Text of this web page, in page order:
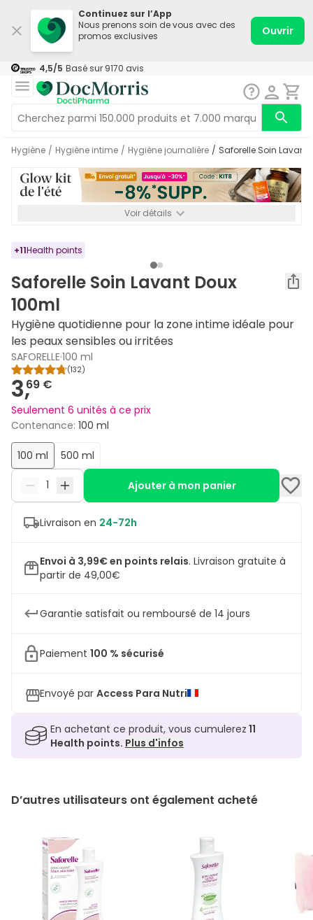
Continuez sur l’App
Nous prenons soin de vous avec des
promos exclusives
Ouvrir
4,5/5 Basé sur 9170 avis
Hygiène / Hygiène intime / Hygiène journalière / Saforelle Soin Lavant
Voir détails
+11Health points
Saforelle Soin Lavant Doux
100ml
Hygiène quotidienne pour la zone intime idéale pour
les peaux sensibles ou irritées
SAFORELLE·100 ml
(132)
3,69 €
Seulement 6 unités à ce prix
Contenance: 100 ml
100 ml 500 ml
Ajouter à mon panier
Livraison en 24-72h
Envoi à 3,99€ en points relais. Livraison gratuite à
partir de 49,00€
Garantie satisfait ou remboursé de 14 jours
Paiement 100 % sécurisé
Envoyé par Access Para Nutri
En achetant ce produit, vous cumulerez 11
Health points. Plus d'infos
D’autres utilisateurs ont également acheté